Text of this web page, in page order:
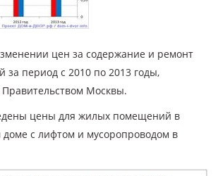
цен за содержание и ремонт
период с 2010 по 2013 годы,
Москвы.
цены для жилых помещений в
доме с лифтом и мусоропроводом в